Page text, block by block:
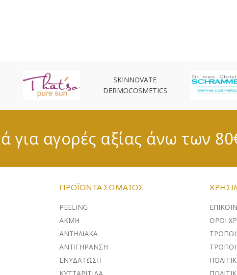
SKINNOVATE
DERMOCOSMETICS
για αγορές αξίας άνω των
ΠΡΟΪΌΝΤΑ ΣΏΜΑΤΟΣ
PEELING
ΑΚΜΗ
ΑΝΤΗΛΙΑΚΑ
ΑΝΤΙΓΗΡΑΝΣΗ
ΕΝΥΔΑΤΩΣΗ
ΌΡΟΙ